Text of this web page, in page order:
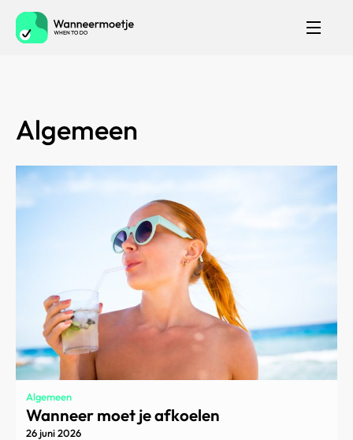
Algemeen
Algemeen
Wanneer moet je afkoelen
26 juni 2026